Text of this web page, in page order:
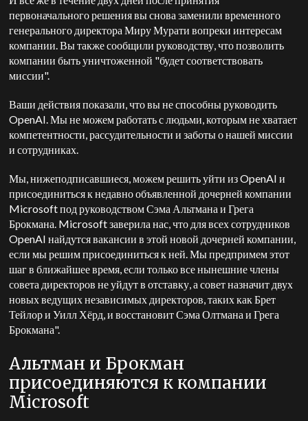
первоначального решения вы снова заменили временного
генерального директора Миру Мурати вопреки интересам
компании. Вы также сообщили руководству, что позволить
компании быть уничтоженной "будет соответствовать
миссии".
Ваши действия показали, что вы не способны руководить
OpenAI. Мы не можем работать с людьми, которым не хватает
компетентности, рассудительности и заботы о нашей миссии
и сотрудниках.
Мы, нижеподписавшиеся, можем решить уйти из OpenAI и
присоединиться к недавно объявленной дочерней компании
Microsoft под руководством Сэма Альтмана и Грега
Брокмана. Microsoft заверила нас, что для всех сотрудников
OpenAI найдутся вакансии в этой новой дочерней компании,
если мы решим присоединиться к ней. Мы предпримем этот
шаг в ближайшее время, если только все нынешние члены
совета директоров не уйдут в отставку, а совет назначит двух
новых ведущих независимых директоров, таких как Брет
Тейлор и Уилл Хёрд, и восстановит Сэма Олтмана и Грега
Брокмана".
Альтман и Брокман
присоединяются к компании
Microsoft